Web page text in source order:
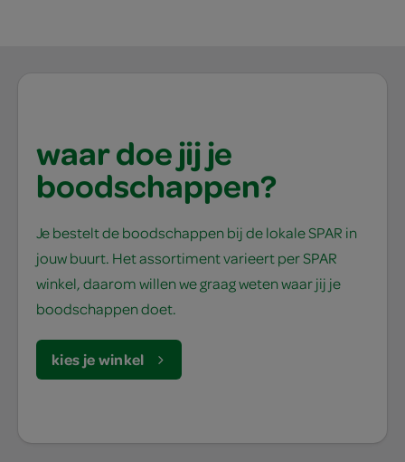
waar doe jij je
boodschappen?
Je bestelt de boodschappen bij de lokale SPAR in
jouw buurt. Het assortiment varieert per SPAR
winkel, daarom willen we graag weten waar jij je
boodschappen doet.
kies je winkel